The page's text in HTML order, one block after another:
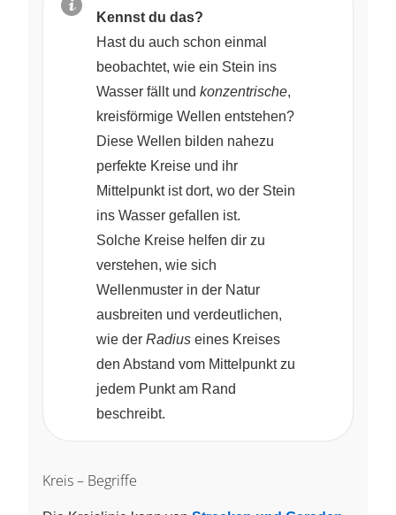
Kennst du das?
Hast du auch schon einmal
beobachtet, wie ein Stein ins
Wasser fällt und konzentrische,
kreisförmige Wellen entstehen?
Diese Wellen bilden nahezu
perfekte Kreise und ihr
Mittelpunkt ist dort, wo der Stein
ins Wasser gefallen ist.
Solche Kreise helfen dir zu
verstehen, wie sich
Wellenmuster in der Natur
ausbreiten und verdeutlichen,
wie der Radius eines Kreises
den Abstand vom Mittelpunkt zu
jedem Punkt am Rand
beschreibt.
Kreis – Begriffe